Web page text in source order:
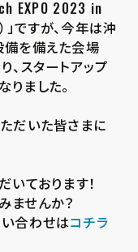
EXPO 2023 in
ですが、今年は沖
備を備えた会場
、スタートアップ
ました。
だいた皆さまに
いております！
ませんか？
合わせはコチラ